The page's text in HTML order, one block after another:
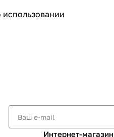
использовании
Интернет-магазин